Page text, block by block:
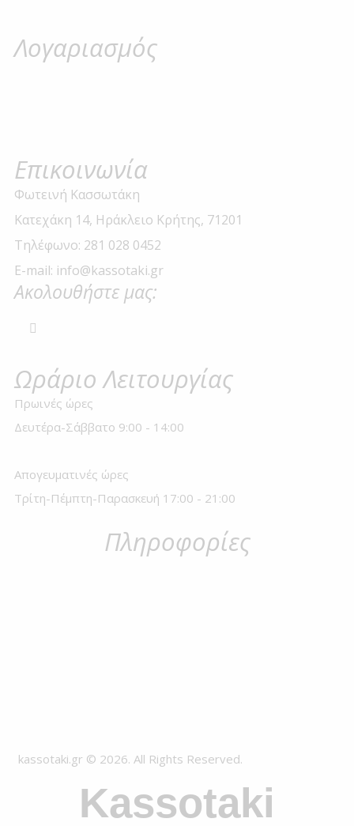
Λογαριασμός
Επικοινωνία
Φωτεινή Κασσωτάκη
Κατεχάκη 14, Ηράκλειο Κρήτης, 71201
Τηλέφωνο: 281 028 0452
E-mail: info@kassotaki.gr
Ακολουθήστε μας:
Ωράριο Λειτουργίας
Πρωινές ώρες
Δευτέρα-Σάββατο 9:00 - 14:00
Απογευματινές ώρες
Τρίτη-Πέμπτη-Παρασκευή 17:00 - 21:00
Πληροφορίες
kassotaki.gr © 2026. All Rights Reserved.
Kassotaki